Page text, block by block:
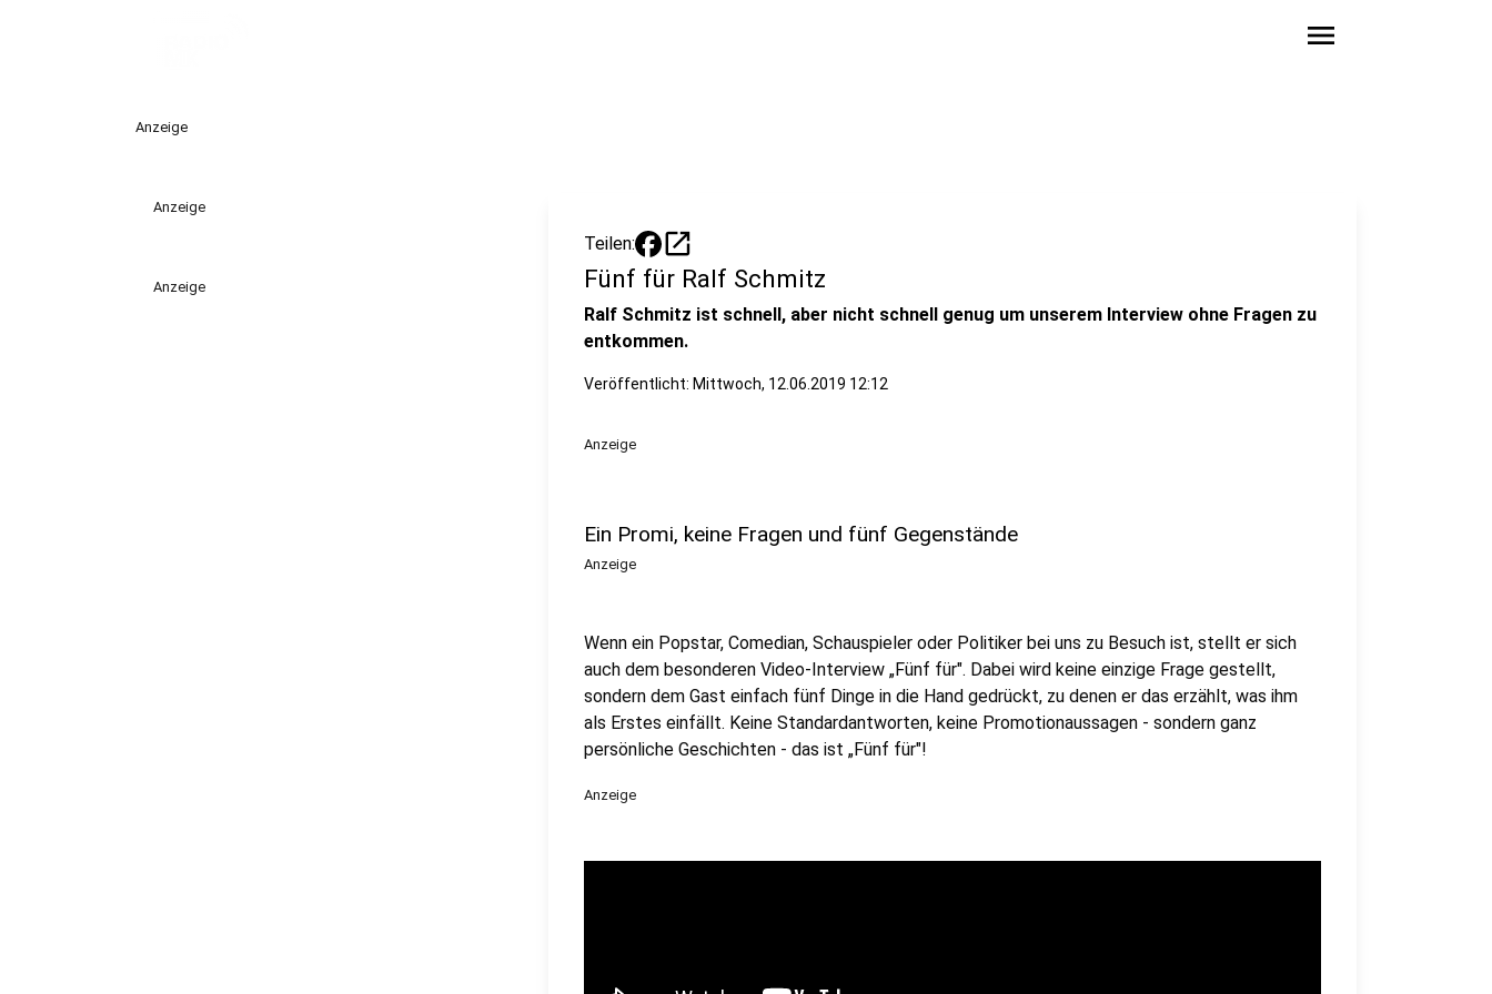
menu
Anzeige
Anzeige
Anzeige
Teilen: open_in_new
Fünf für Ralf Schmitz
Ralf Schmitz ist schnell, aber nicht schnell genug um unserem Interview ohne Fragen zu
entkommen.
Veröffentlicht: Mittwoch, 12.06.2019 12:12
Anzeige
Ein Promi, keine Fragen und fünf Gegenstände
Anzeige
Wenn ein Popstar, Comedian, Schauspieler oder Politiker bei uns zu Besuch ist, stellt er sich
auch dem besonderen Video-Interview „Fünf für". Dabei wird keine einzige Frage gestellt,
sondern dem Gast einfach fünf Dinge in die Hand gedrückt, zu denen er das erzählt, was ihm
als Erstes einfällt. Keine Standardantworten, keine Promotionaussagen - sondern ganz
persönliche Geschichten - das ist „Fünf für"!
Anzeige